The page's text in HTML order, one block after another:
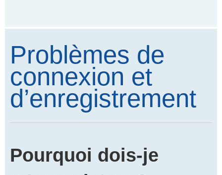
Problèmes de
connexion et
d’enregistrement
Pourquoi dois-je